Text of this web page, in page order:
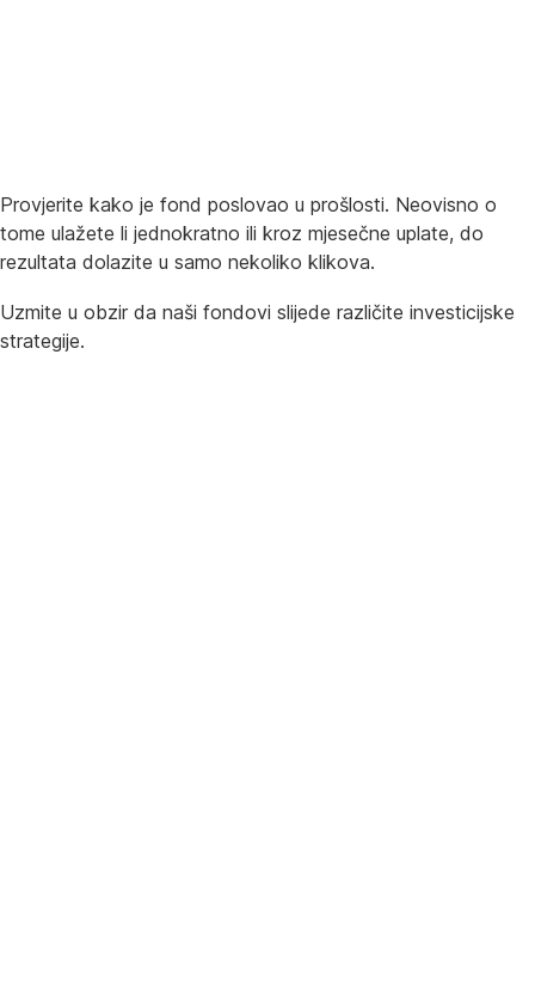
Provjerite kako je fond poslovao u prošlosti. Neovisno o
tome ulažete li jednokratno ili kroz mjesečne uplate, do
rezultata dolazite u samo nekoliko klikova.
Uzmite u obzir da naši fondovi slijede različite investicijske
strategije.